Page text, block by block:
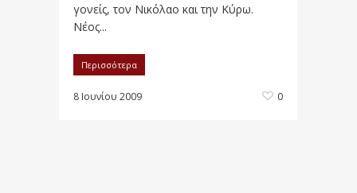
γονείς, τον Νικόλαο και την Κύρω.
Νέος...
Περισσότερα
8 Ιουνίου 2009 0